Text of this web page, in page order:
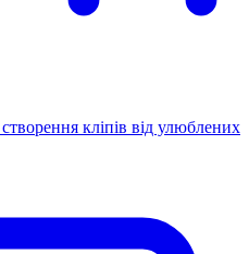
кліпів від улюблених